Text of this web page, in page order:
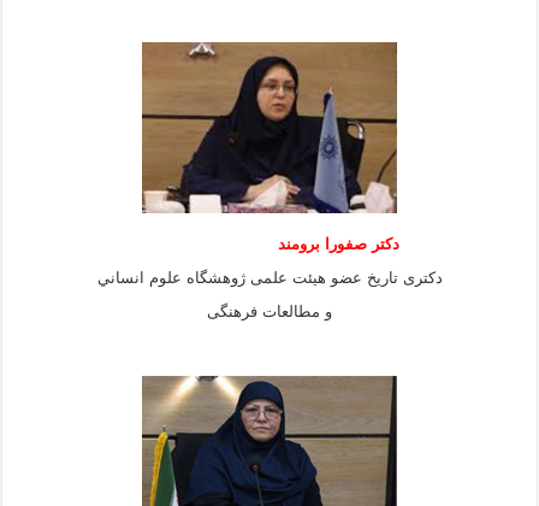
دكتر صفورا برومند
دكترى تاريخ عضو هيئت علمى ژوهشگاه علوم انساني
و مطالعات فرهنگى